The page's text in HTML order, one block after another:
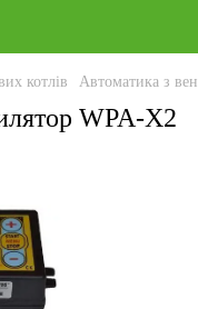
котлів Автоматика з
WPA-X2